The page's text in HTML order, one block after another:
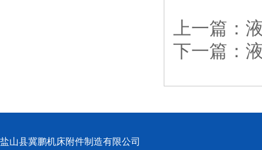
上一篇：
下一篇：
盐山县冀鹏机床附件制造有限公司